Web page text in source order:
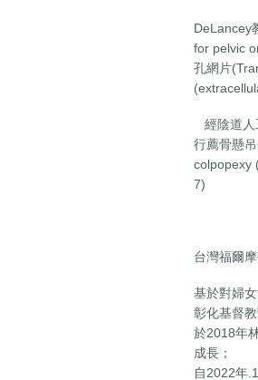
DeLancey
for pelvic
孔網片
經陰道人
行薦骨懸
colpopexy
7)
台灣福爾
基於對婦
彰化基督
於2018年
成長；
自2022年